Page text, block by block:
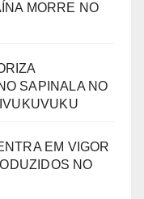
MORRE NO
SAPINALA NO
EM VIGOR
NO